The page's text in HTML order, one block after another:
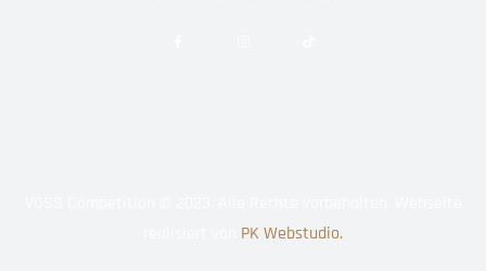
PK Webstudio.